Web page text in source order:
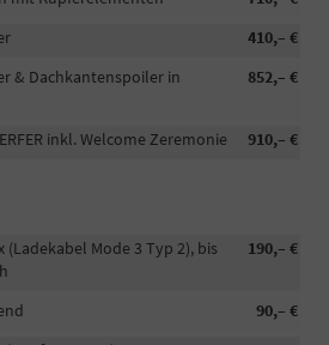
410,– €
852,– €
& Dachkantenspoiler in
910,– €
inkl. Welcome Zeremonie
190,– €
Mode 3 Typ 2), bis
90,– €